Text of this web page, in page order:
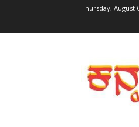
Thursday, August